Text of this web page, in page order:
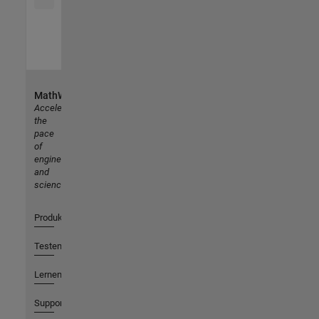
MathWorks
Accelerating
the
pace
of
engineering
and
science
Produkte
Testen oder Kaufen
Lernen
Support